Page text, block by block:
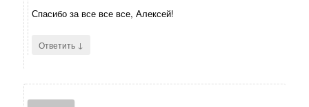
Спасибо за все все все, Алексей!
Ответить ↓